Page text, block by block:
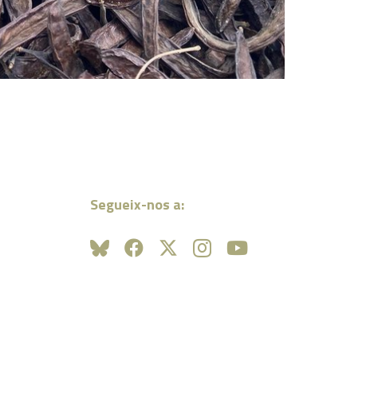
Segueix-nos a: